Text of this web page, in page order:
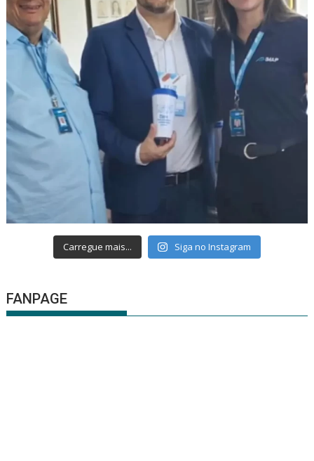
Carregue mais... Siga no Instagram
FANPAGE